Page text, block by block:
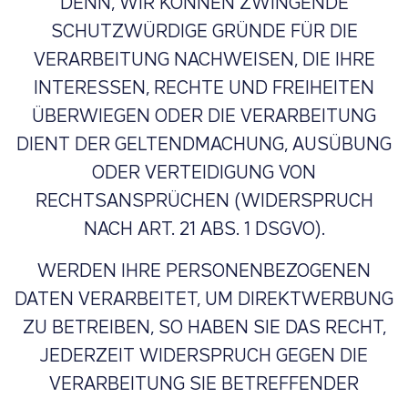
SCHUTZWÜRDIGE GRÜNDE FÜR DIE
VERARBEITUNG NACHWEISEN, DIE IHRE
INTERESSEN, RECHTE UND FREIHEITEN
ÜBERWIEGEN ODER DIE VERARBEITUNG
DIENT DER GELTENDMACHUNG, AUSÜBUNG
ODER VERTEIDIGUNG VON
RECHTSANSPRÜCHEN (WIDERSPRUCH
NACH ART. 21 ABS. 1 DSGVO).
WERDEN IHRE PERSONENBEZOGENEN
DATEN VERARBEITET, UM DIREKTWERBUNG
ZU BETREIBEN, SO HABEN SIE DAS RECHT,
JEDERZEIT WIDERSPRUCH GEGEN DIE
VERARBEITUNG SIE BETREFFENDER